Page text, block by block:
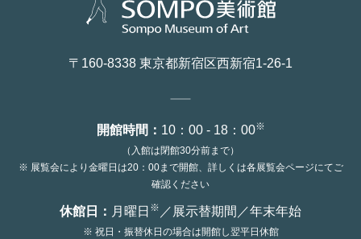
〒160-8338 東京都新宿区西新宿1-26-1
開館時間： 10：00 - 18：00※
（入館は閉館30分前まで）
※ 展覧会により金曜日は20：00まで開館、詳しくは各展覧会ページにてご
確認ください
休館日： 月曜日 ※ ／展示替期間／年末年始
※ 祝日・振替休日の場合は開館し翌平日休館